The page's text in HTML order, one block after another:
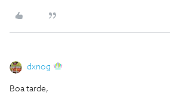
dxnog
Boa tarde,